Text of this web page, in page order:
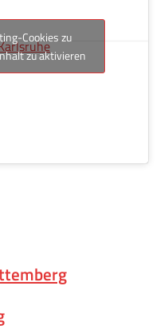
Cookies zu
zu aktivieren